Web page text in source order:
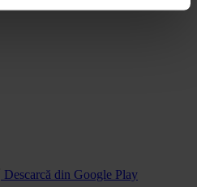
Descarcă din Google Play